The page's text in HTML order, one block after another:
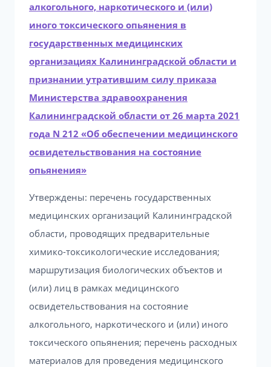
алкогольного, наркотического и (или)
иного токсического опьянения в
государственных медицинских
организациях Калининградской области и
признании утратившим силу приказа
Министерства здравоохранения
Калининградской области от 26 марта 2021
года N 212 «Об обеспечении медицинского
освидетельствования на состояние
опьянения»
Утверждены: перечень государственных
медицинских организаций Калининградской
области, проводящих предварительные
химико-токсикологические исследования;
маршрутизация биологических объектов и
(или) лиц в рамках медицинского
освидетельствования на состояние
алкогольного, наркотического и (или) иного
токсического опьянения; перечень расходных
материалов для проведения медицинского